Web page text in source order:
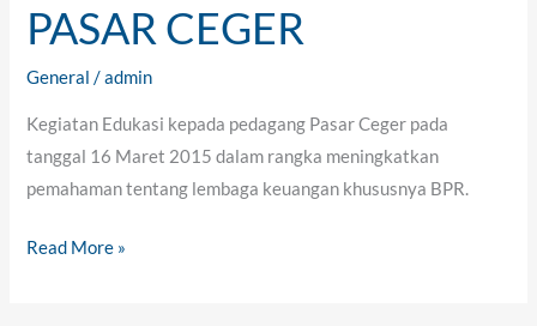
PASAR CEGER
General /admin
Kegiatan Edukasi kepada pedagang Pasar Ceger pada
tanggal 16 Maret 2015 dalam rangka meningkatkan
pemahaman tentang lembaga keuangan khususnya BPR.
Read More »